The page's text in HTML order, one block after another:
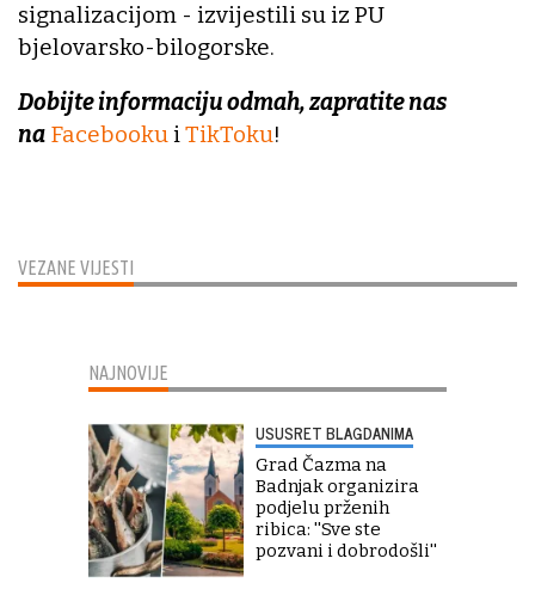
VEZANE VIJESTI
signalizacijom - izvijestili su iz PU
bjelovarsko-bilogorske.
Dobijte informaciju odmah, zapratite nas
na FacebookuiTikToku!
NAJNOVIJE
USUSRET BLAGDANIMA
Grad Čazma na
Badnjak organizira
podjelu prženih
ribica: ''Sve ste
pozvani i dobrodošli''